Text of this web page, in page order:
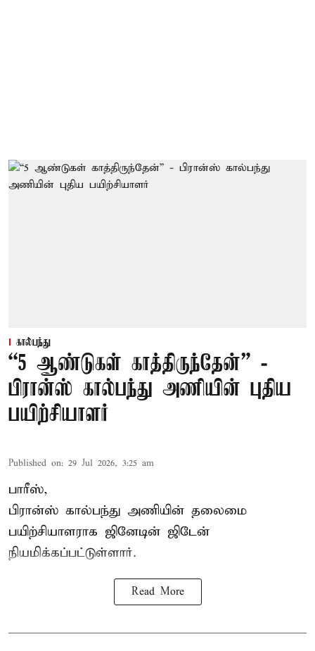
கால்பந்து
“5 ஆண்டுகள் காத்திருந்தேன்” -
பிரான்ஸ் கால்பந்து அணியின் புதிய
பயிற்சியாளர்
Published on: 29 Jul 2026, 3:25 am
பாரீஸ்,
பிரான்ஸ் கால்பந்து அணியின் தலைமை
பயிற்சியாளராக ஜினேடின் ஜிடேன்
நியமிக்கப்பட்டுள்ளார்.
Read More